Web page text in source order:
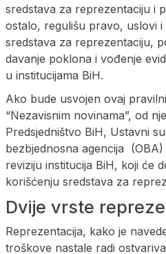
sredstava za reprezentaciju i
ostalo, regulišu pravo, uslovi i
sredstava za reprezentaciju,
davanje poklona i vođenje
u institucijama BiH.
Ako bude usvojen ovaj
“Nezavisnim novinama”, od
Predsjedništvo BiH, Ustavni
bezbjednosna agencija
reviziju institucija BiH, koji će
korišćenju sredstava za
Dvije vrste
Reprezentacija, kako je
troškove nastale radi